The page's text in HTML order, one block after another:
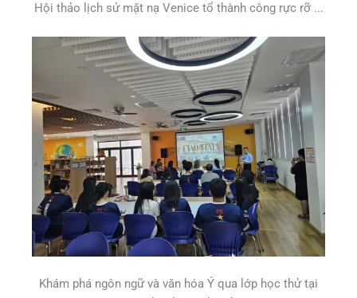
Hội thảo lịch sử mặt nạ Venice tổ thành công rực rỡ ...
Khám phá ngôn ngữ và văn hóa Ý qua lớp học thử tại